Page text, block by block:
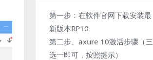
第一步：在软件官网下载安装最
新版本RP10
第二步、axure 10激活步骤（三
选一即可，按照提示）